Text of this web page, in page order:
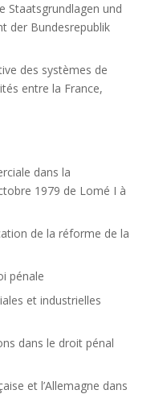
Staatsgrundlagen und
der Bundesrepublik
des systèmes de
entre la France,
dans la
1979 de Lomé I à
de la réforme de la
pénale
et industrielles
dans le droit pénal
et l’Allemagne dans